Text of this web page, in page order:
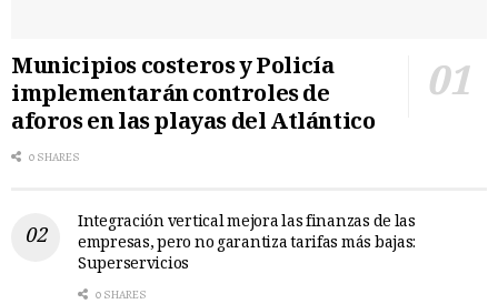
Municipios costeros y Policía
implementarán controles de
aforos en las playas del Atlántico
0 SHARES
Integración vertical mejora las finanzas de las
empresas, pero no garantiza tarifas más bajas:
Superservicios
0 SHARES